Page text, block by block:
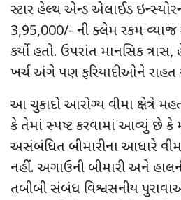
સ્ટાર હેલ્થ એન્ડ એલાઈડ
3,95,000/- ની ક્લેમ રકમ
કર્યો હતો. ઉપરાંત માનસિક ત્રાસ,
ખર્ચ અંગે પણ ફરિયાદીઓને
આ ચુકાદો આરોગ્ય વીમા ક્ષેત્રે
કે તેમાં સ્પષ્ટ કરવામાં આવ્યું છે કે
અસંબંધિત બીમારીના આધારે
નહીં. અગાઉની બીમારી અને
તબીબી સંબંધ વિશ્વસનીય